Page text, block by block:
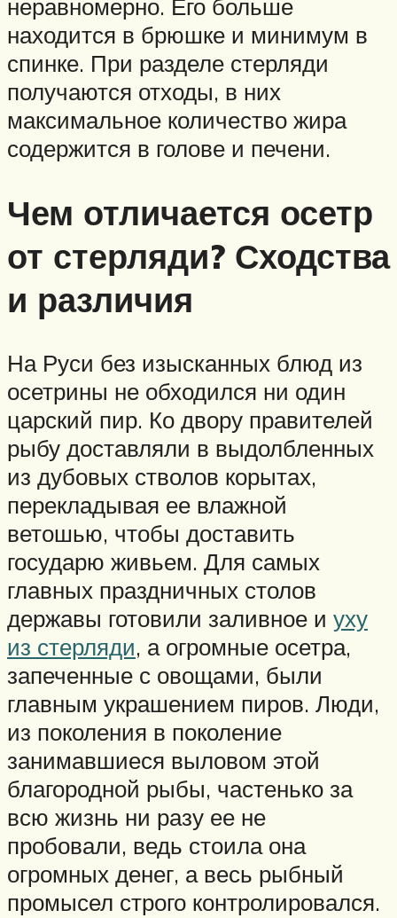
неравномерно. Его больше
находится в брюшке и минимум в
спинке. При разделе стерляди
получаются отходы, в них
максимальное количество жира
содержится в голове и печени.
Чем отличается осетр
от стерляди? Сходства
и различия
На Руси без изысканных блюд из
осетрины не обходился ни один
царский пир. Ко двору правителей
рыбу доставляли в выдолбленных
из дубовых стволов корытах,
перекладывая ее влажной
ветошью, чтобы доставить
государю живьем. Для самых
главных праздничных столов
державы готовили заливное и уху
из стерляди, а огромные осетра,
запеченные с овощами, были
главным украшением пиров. Люди,
из поколения в поколение
занимавшиеся выловом этой
благородной рыбы, частенько за
всю жизнь ни разу ее не
пробовали, ведь стоила она
огромных денег, а весь рыбный
промысел строго контролировался.